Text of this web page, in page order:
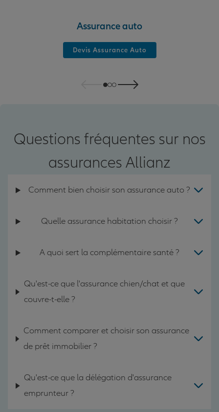
Assurance auto
Devis Assurance Auto
Questions fréquentes sur nos
assurances Allianz
Comment bien choisir son assurance auto ?
Quelle assurance habitation choisir ?
A quoi sert la complémentaire santé ?
Qu'est-ce que l'assurance chien/chat et que
couvre-t-elle ?
Comment comparer et choisir son assurance
de prêt immobilier ?
Qu'est-ce que la délégation d'assurance
emprunteur ?